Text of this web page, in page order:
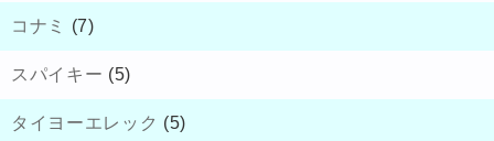
コナミ (7)
スパイキー (5)
タイヨーエレック (5)